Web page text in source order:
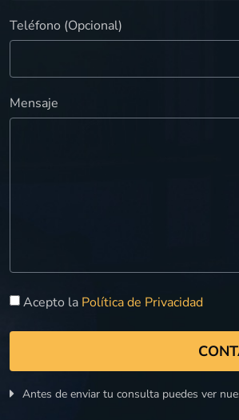
Teléfono (Opcional)
Mensaje
Acepto la Política de Privacidad
Antes de enviar tu consulta puedes ver